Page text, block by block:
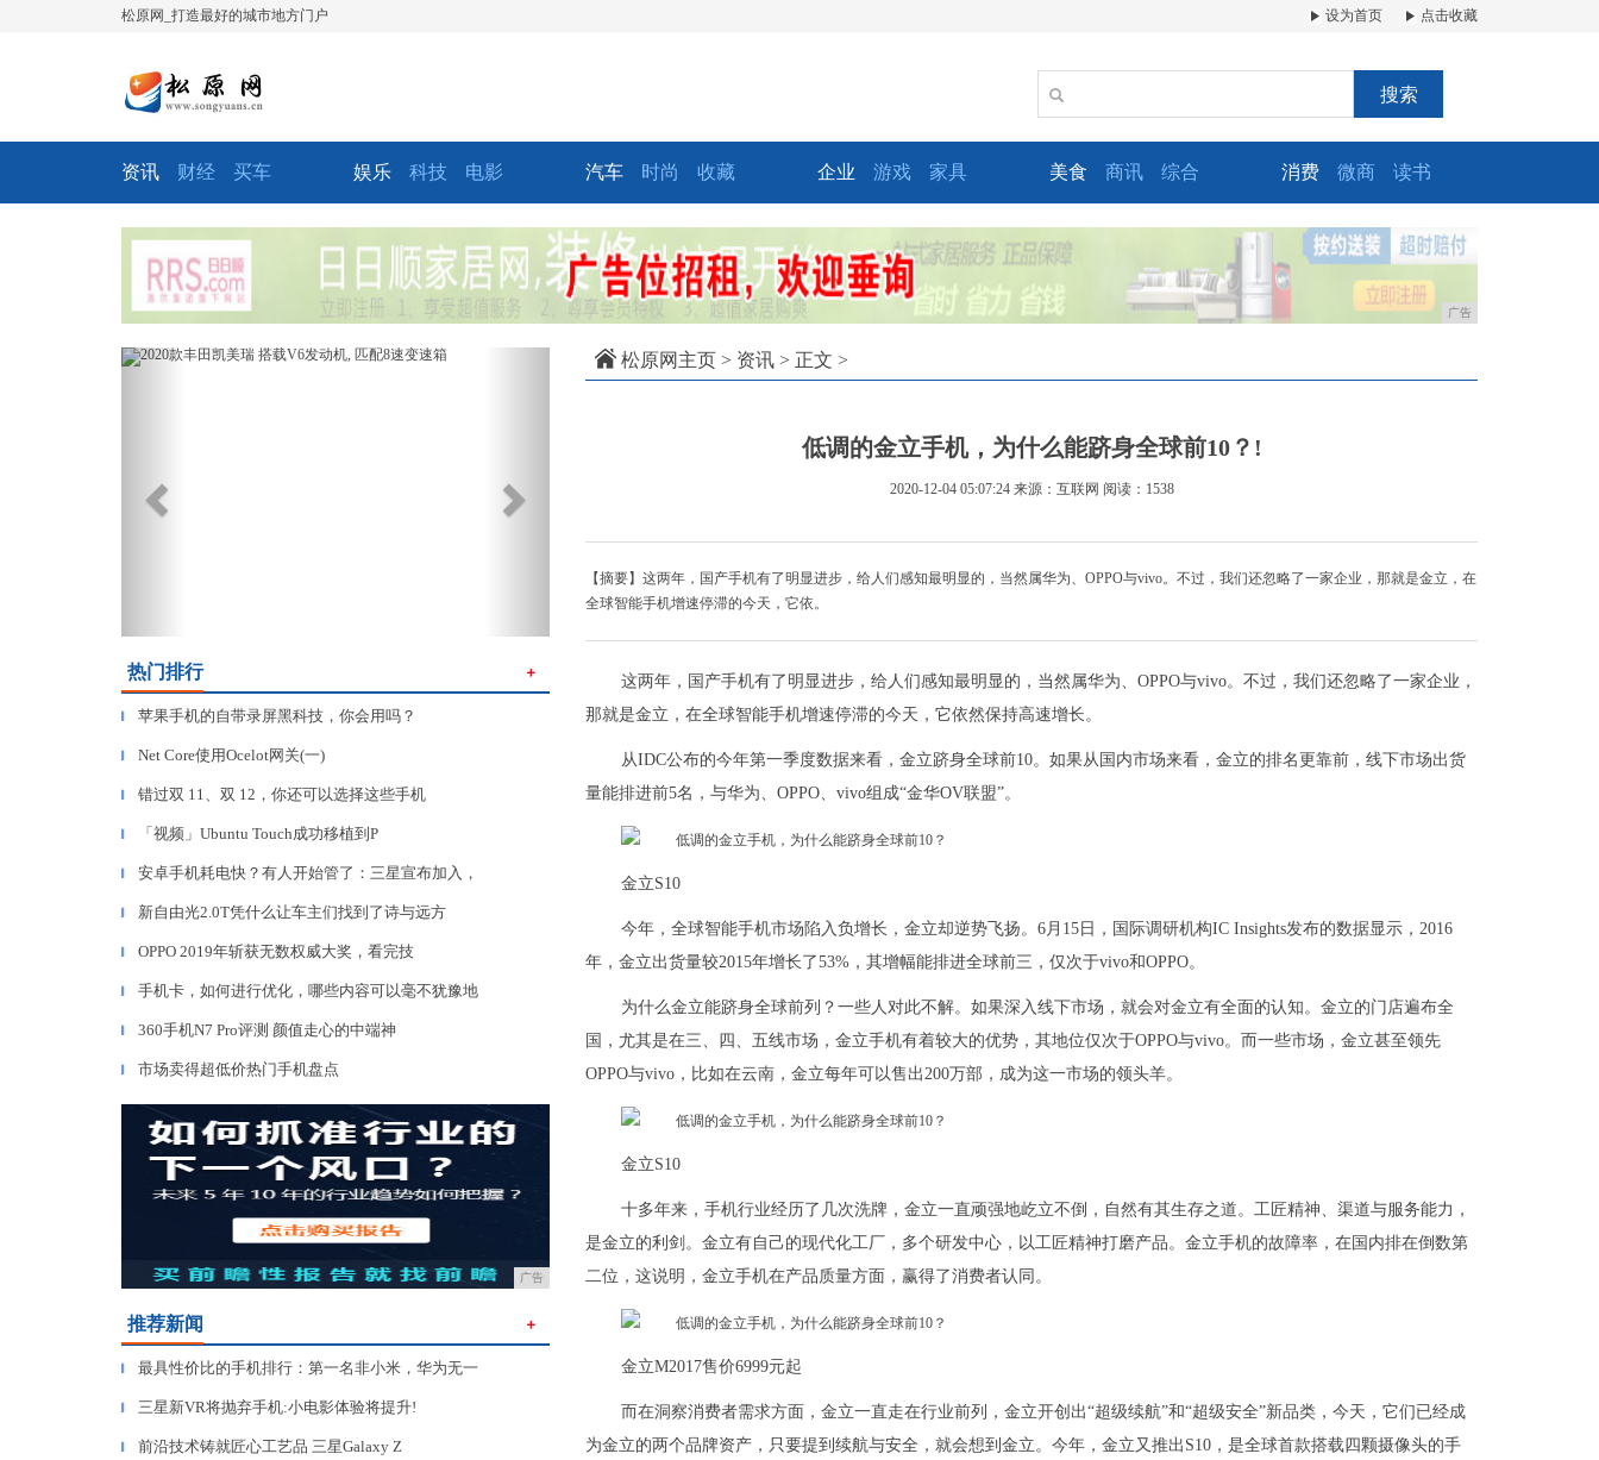
松原网_打造最好的城市地方门户 设为首页 点击收藏
搜索
资讯 财经 买车 娱乐 科技 电影 汽车 时尚 收藏 企业 游戏 家具 美食 商讯 综合 消费 微商 读书
广告
Previous
热门排行 ＋
▎ 苹果手机的自带录屏黑科技，你会用吗？
▎ Net Core使用Ocelot网关(一)
▎ 错过双 11、双 12，你还可以选择这些手机
▎ 「视频」Ubuntu Touch成功移植到P
▎ 安卓手机耗电快？有人开始管了：三星宣布加入，
▎ 新自由光2.0T凭什么让车主们找到了诗与远方
▎ OPPO 2019年斩获无数权威大奖，看完技
▎ 手机卡，如何进行优化，哪些内容可以毫不犹豫地
▎ 360手机N7 Pro评测 颜值走心的中端神
▎ 市场卖得超低价热门手机盘点
广告
推荐新闻 ＋
▎ 最具性价比的手机排行：第一名非小米，华为无一
▎ 三星新VR将抛弃手机:小电影体验将提升!
▎ 前沿技术铸就匠心工艺品 三星Galaxy Z
松原网主页 > 资讯 > 正文 >
低调的金立手机，为什么能跻身全球前10？!
2020-12-04 05:07:24 来源：互联网 阅读：1538
【摘要】这两年，国产手机有了明显进步，给人们感知最明显的，当然属华为、OPPO与vivo。不过，我们还忽略了一家企业，那就是金立，在
全球智能手机增速停滞的今天，它依。
这两年，国产手机有了明显进步，给人们感知最明显的，当然属华为、OPPO与vivo。不过，我们还忽略了一家企业，
那就是金立，在全球智能手机增速停滞的今天，它依然保持高速增长。
从IDC公布的今年第一季度数据来看，金立跻身全球前10。如果从国内市场来看，金立的排名更靠前，线下市场出货
量能排进前5名，与华为、OPPO、vivo组成“金华OV联盟”。
金立S10
今年，全球智能手机市场陷入负增长，金立却逆势飞扬。6月15日，国际调研机构IC Insights发布的数据显示，2016
年，金立出货量较2015年增长了53%，其增幅能排进全球前三，仅次于vivo和OPPO。
为什么金立能跻身全球前列？一些人对此不解。如果深入线下市场，就会对金立有全面的认知。金立的门店遍布全
国，尤其是在三、四、五线市场，金立手机有着较大的优势，其地位仅次于OPPO与vivo。而一些市场，金立甚至领先
OPPO与vivo，比如在云南，金立每年可以售出200万部，成为这一市场的领头羊。
金立S10
十多年来，手机行业经历了几次洗牌，金立一直顽强地屹立不倒，自然有其生存之道。工匠精神、渠道与服务能力，
是金立的利剑。金立有自己的现代化工厂，多个研发中心，以工匠精神打磨产品。金立手机的故障率，在国内排在倒数第
二位，这说明，金立手机在产品质量方面，赢得了消费者认同。
金立M2017售价6999元起
而在洞察消费者需求方面，金立一直走在行业前列，金立开创出“超级续航”和“超级安全”新品类，今天，它们已经成
为金立的两个品牌资产，只要提到续航与安全，就会想到金立。今年，金立又推出S10，是全球首款搭载四颗摄像头的手